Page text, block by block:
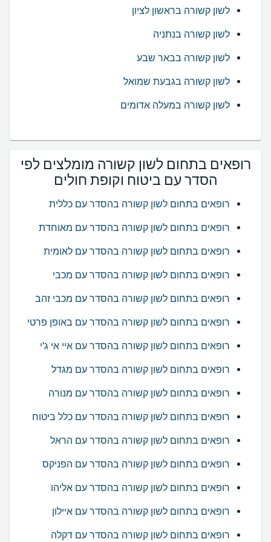
לשון קשורה בראשון לציון
לשון קשורה בנתניה
לשון קשורה בבאר שבע
לשון קשורה בגבעת שמואל
לשון קשורה במעלה אדומים
רופאים בתחום לשון קשורה מומלצים לפי
הסדר עם ביטוח וקופת חולים
רופאים בתחום לשון קשורה בהסדר עם כללית
רופאים בתחום לשון קשורה בהסדר עם מאוחדת
רופאים בתחום לשון קשורה בהסדר עם לאומית
רופאים בתחום לשון קשורה בהסדר עם מכבי
רופאים בתחום לשון קשורה בהסדר עם מכבי זהב
רופאים בתחום לשון קשורה בהסדר עם באופן פרטי
רופאים בתחום לשון קשורה בהסדר עם איי אי ג'י
רופאים בתחום לשון קשורה בהסדר עם מגדל
רופאים בתחום לשון קשורה בהסדר עם מנורה
רופאים בתחום לשון קשורה בהסדר עם כלל ביטוח
רופאים בתחום לשון קשורה בהסדר עם הראל
רופאים בתחום לשון קשורה בהסדר עם הפניקס
רופאים בתחום לשון קשורה בהסדר עם אליהו
רופאים בתחום לשון קשורה בהסדר עם איילון
רופאים בתחום לשון קשורה בהסדר עם דקלה